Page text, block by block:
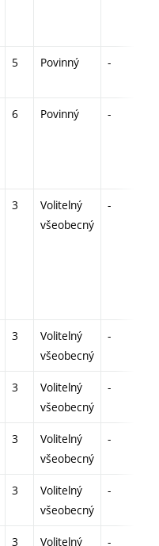
5 Povinný -
6 Povinný -
3
Volitelný
všeobecný
-
3
Volitelný
všeobecný
-
3
Volitelný
všeobecný
-
3
Volitelný
všeobecný
-
3
Volitelný
všeobecný
-
3 Volitelný -